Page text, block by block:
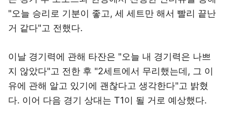
"오늘 승리로 기분이 좋고, 세 세트만 해서 빨리 끝난
거 같다"고 전했다.
이날 경기력에 관해 타잔은 "오늘 내 경기력은 나쁘
지 않았다"고 전한 후 "2세트에서 무리했는데, 그 이
유에 관해 알고 있기에 괜찮다고 생각한다"고 밝혔
다. 이어 다음 경기 상대는 T1이 될 거로 예상했다.